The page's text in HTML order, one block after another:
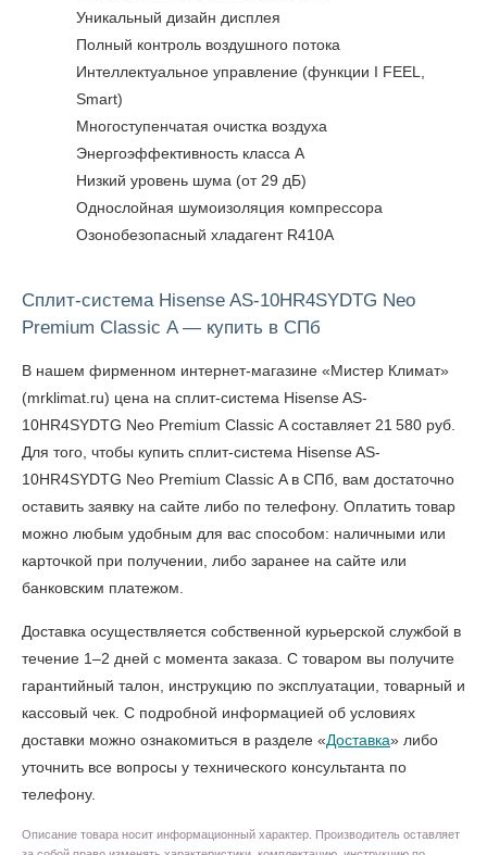
Уникальный дизайн дисплея
Полный контроль воздушного потока
Интеллектуальное управление (функции I FEEL,
Smart)
Многоступенчатая очистка воздуха
Энергоэффективность класса А
Низкий уровень шума (от 29 дБ)
Однослойная шумоизоляция компрессора
Озонобезопасный хладагент R410A
Сплит-система Hisense AS-10HR4SYDTG Neo
Premium Classic A — купить в СПб
В нашем фирменном интернет-магазине «Мистер Климат»
(mrklimat.ru) цена на сплит-система Hisense AS-
10HR4SYDTG Neo Premium Classic A составляет 21 580 руб.
Для того, чтобы купить сплит-система Hisense AS-
10HR4SYDTG Neo Premium Classic A в СПб , вам достаточно
оставить заявку на сайте либо по телефону. Оплатить товар
можно любым удобным для вас способом: наличными или
карточкой при получении, либо заранее на сайте или
банковским платежом.
Доставка осуществляется собственной курьерской службой в
течение 1–2 дней с момента заказа. С товаром вы получите
гарантийный талон, инструкцию по эксплуатации, товарный и
кассовый чек. С подробной информацией об условиях
доставки можно ознакомиться в разделе «Доставка» либо
уточнить все вопросы у технического консультанта по
телефону.
Описание товара носит информационный характер. Производитель оставляет